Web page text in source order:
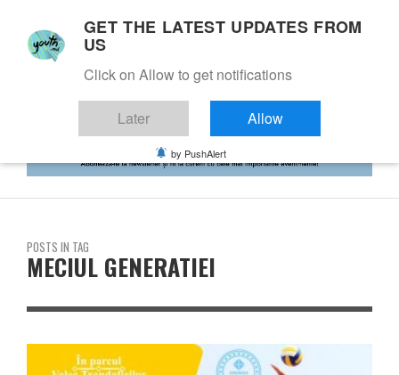
POSTS IN TAG
MECIUL GENERATIEI
GET THE LATEST UPDATES FROM
US
Click on Allow to get notifications
Later Allow
by PushAlert